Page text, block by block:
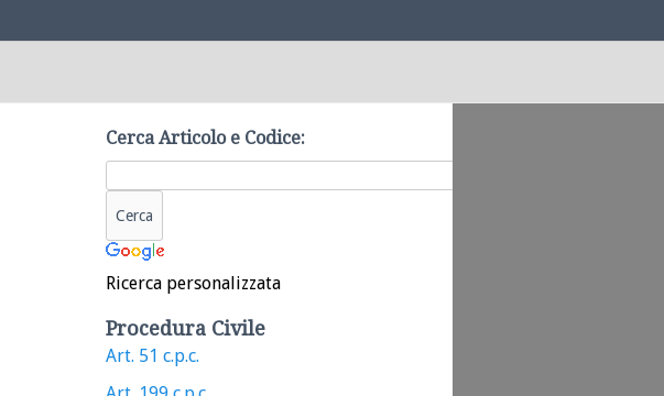
Cerca Articolo e Codice:
Ricerca personalizzata
Procedura Civile
Art. 51 c.p.c.